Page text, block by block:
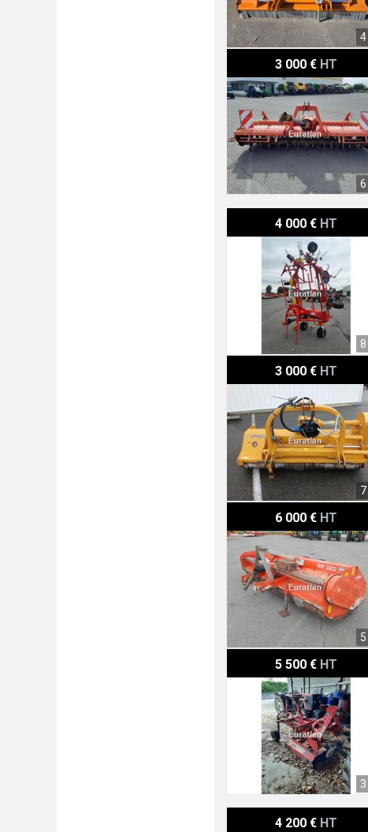
3 000 € HT
Kuhn EL102
4 000 € HT
Pöttinger HIT810NZ
3 000 € HT
Alpego TR36-180
6 000 € HT
Kuhn RM320
5 500 € HT
Boisselet CADRE
4 200 € HT
Coup'éco CVBHM2000